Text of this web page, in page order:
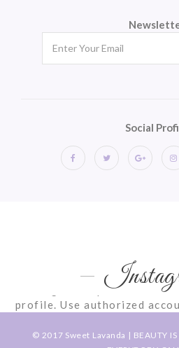
Social
Instagram requires
profile. Use authorized
© 2017 Sweet Lavanda | BEAUTY